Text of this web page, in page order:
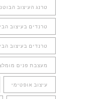
טרנג העיצוב
טרנדים בעיצוב הבית
טרנדים בעיצוב הבית
מעצבת פנים
עיצוב אופטימי